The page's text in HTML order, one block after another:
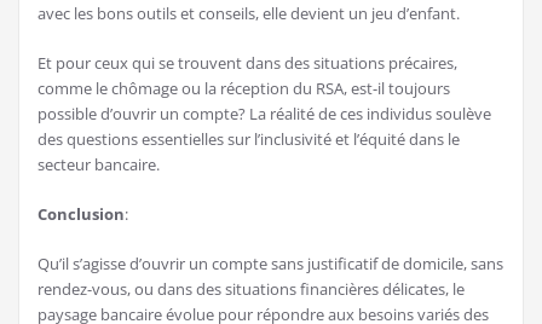
avec les bons outils et conseils, elle devient un jeu d’enfant.
Et pour ceux qui se trouvent dans des situations précaires,
comme le chômage ou la réception du RSA, est-il toujours
possible d’ouvrir un compte? La réalité de ces individus soulève
des questions essentielles sur l’inclusivité et l’équité dans le
secteur bancaire.
Conclusion:
Qu’il s’agisse d’ouvrir un compte sans justificatif de domicile, sans
rendez-vous, ou dans des situations financières délicates, le
paysage bancaire évolue pour répondre aux besoins variés des